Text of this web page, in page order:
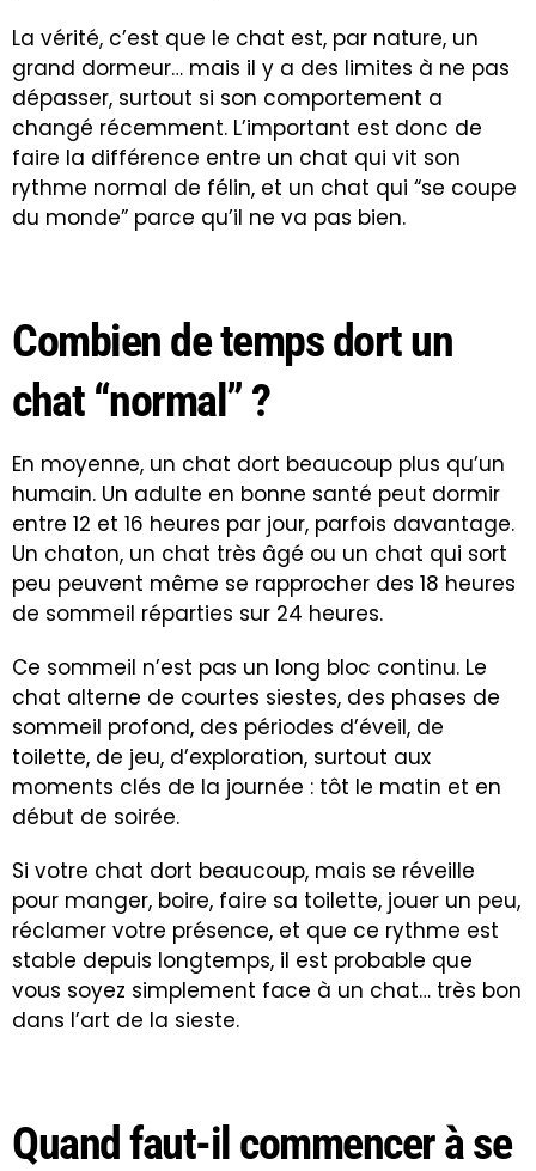
La vérité, c’est que le chat est, par nature, un
grand dormeur… mais il y a des limites à ne pas
dépasser, surtout si son comportement a
changé récemment. L’important est donc de
faire la différence entre un chat qui vit son
rythme normal de félin, et un chat qui “se coupe
du monde” parce qu’il ne va pas bien.
Combien de temps dort un
chat “normal” ?
En moyenne, un chat dort beaucoup plus qu’un
humain. Un adulte en bonne santé peut dormir
entre 12 et 16 heures par jour, parfois davantage.
Un chaton, un chat très âgé ou un chat qui sort
peu peuvent même se rapprocher des 18 heures
de sommeil réparties sur 24 heures.
Ce sommeil n’est pas un long bloc continu. Le
chat alterne de courtes siestes, des phases de
sommeil profond, des périodes d’éveil, de
toilette, de jeu, d’exploration, surtout aux
moments clés de la journée : tôt le matin et en
début de soirée.
Si votre chat dort beaucoup, mais se réveille
pour manger, boire, faire sa toilette, jouer un peu,
réclamer votre présence, et que ce rythme est
stable depuis longtemps, il est probable que
vous soyez simplement face à un chat… très bon
dans l’art de la sieste.
Quand faut-il commencer à se